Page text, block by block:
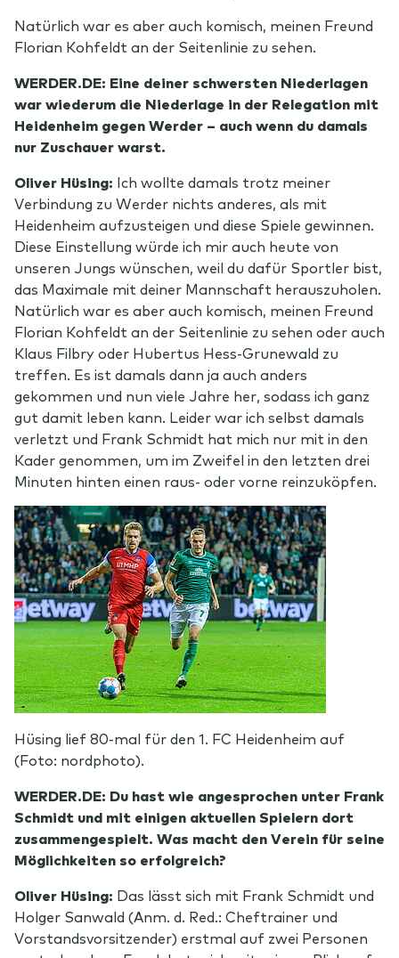
Natürlich war es aber auch komisch, meinen Freund
Florian Kohfeldt an der Seitenlinie zu sehen.
WERDER.DE: Eine deiner schwersten Niederlagen
war wiederum die Niederlage in der Relegation mit
Heidenheim gegen Werder – auch wenn du damals
nur Zuschauer warst.
Oliver Hüsing: Ich wollte damals trotz meiner
Verbindung zu Werder nichts anderes, als mit
Heidenheim aufzusteigen und diese Spiele gewinnen.
Diese Einstellung würde ich mir auch heute von
unseren Jungs wünschen, weil du dafür Sportler bist,
das Maximale mit deiner Mannschaft herauszuholen.
Natürlich war es aber auch komisch, meinen Freund
Florian Kohfeldt an der Seitenlinie zu sehen oder auch
Klaus Filbry oder Hubertus Hess-Grunewald zu
treffen. Es ist damals dann ja auch anders
gekommen und nun viele Jahre her, sodass ich ganz
gut damit leben kann. Leider war ich selbst damals
verletzt und Frank Schmidt hat mich nur mit in den
Kader genommen, um im Zweifel in den letzten drei
Minuten hinten einen raus- oder vorne reinzuköpfen.
Hüsing lief 80-mal für den 1. FC Heidenheim auf
(Foto: nordphoto).
WERDER.DE: Du hast wie angesprochen unter Frank
Schmidt und mit einigen aktuellen Spielern dort
zusammengespielt. Was macht den Verein für seine
Möglichkeiten so erfolgreich?
Oliver Hüsing: Das lässt sich mit Frank Schmidt und
Holger Sanwald (Anm. d. Red.: Cheftrainer und
Vorstandsvorsitzender) erstmal auf zwei Personen